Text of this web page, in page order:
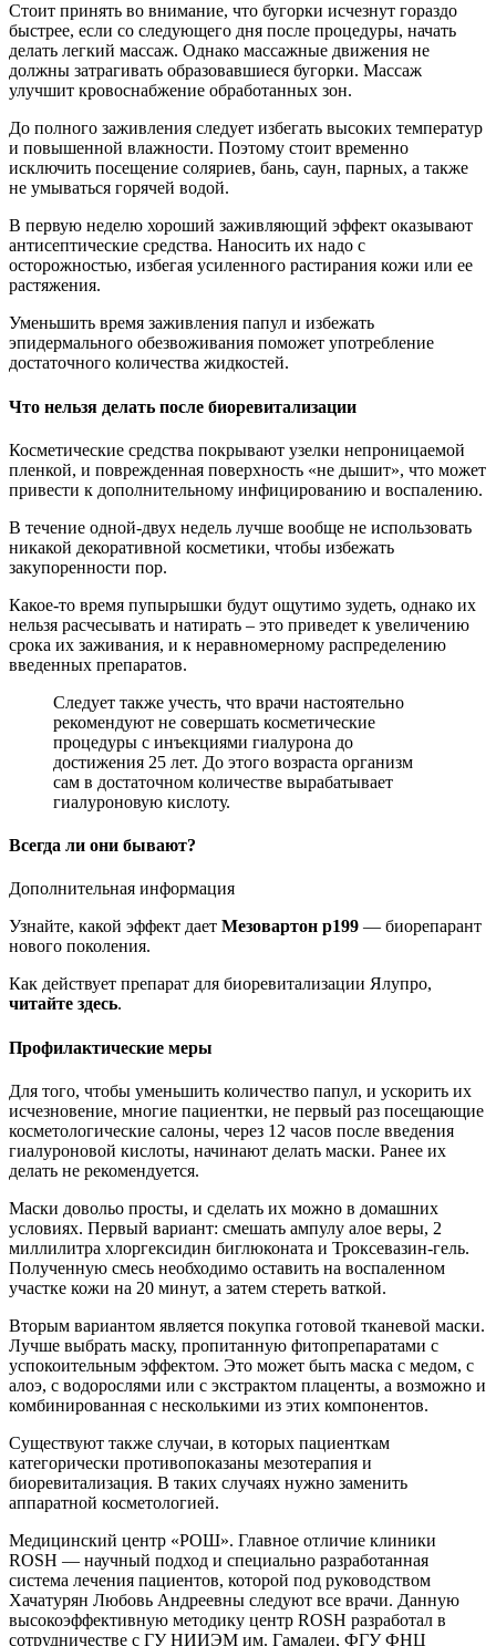
Стоит принять во внимание, что бугорки исчезнут гораздо
быстрее, если со следующего дня после процедуры, начать
делать легкий массаж. Однако массажные движения не
должны затрагивать образовавшиеся бугорки. Массаж
улучшит кровоснабжение обработанных зон.
До полного заживления следует избегать высоких температур
и повышенной влажности. Поэтому стоит временно
исключить посещение соляриев, бань, саун, парных, а также
не умываться горячей водой.
В первую неделю хороший заживляющий эффект оказывают
антисептические средства. Наносить их надо с
осторожностью, избегая усиленного растирания кожи или ее
растяжения.
Уменьшить время заживления папул и избежать
эпидермального обезвоживания поможет употребление
достаточного количества жидкостей.
Что нельзя делать после биоревитализации
Косметические средства покрывают узелки непроницаемой
пленкой, и поврежденная поверхность «не дышит», что может
привести к дополнительному инфицированию и воспалению.
В течение одной-двух недель лучше вообще не использовать
никакой декоративной косметики, чтобы избежать
закупоренности пор.
Какое-то время пупырышки будут ощутимо зудеть, однако их
нельзя расчесывать и натирать – это приведет к увеличению
срока их заживания, и к неравномерному распределению
введенных препаратов.
Следует также учесть, что врачи настоятельно
рекомендуют не совершать косметические
процедуры с инъекциями гиалурона до
достижения 25 лет. До этого возраста организм
сам в достаточном количестве вырабатывает
гиалуроновую кислоту.
Всегда ли они бывают?
Дополнительная информация
Узнайте, какой эффект дает Мезовартон р199 — биорепарант
нового поколения.
Как действует препарат для биоревитализации Ялупро,
читайте здесь.
Профилактические меры
Для того, чтобы уменьшить количество папул, и ускорить их
исчезновение, многие пациентки, не первый раз посещающие
косметологические салоны, через 12 часов после введения
гиалуроновой кислоты, начинают делать маски. Ранее их
делать не рекомендуется.
Маски довольо просты, и сделать их можно в домашних
условиях. Первый вариант: смешать ампулу алое веры, 2
миллилитра хлоргексидин биглюконата и Троксевазин-гель.
Полученную смесь необходимо оставить на воспаленном
участке кожи на 20 минут, а затем стереть ваткой.
Вторым вариантом является покупка готовой тканевой маски.
Лучше выбрать маску, пропитанную фитопрепаратами с
успокоительным эффектом. Это может быть маска с медом, с
алоэ, с водорослями или с экстрактом плаценты, а возможно и
комбинированная с несколькими из этих компонентов.
Существуют также случаи, в которых пациенткам
категорически противопоказаны мезотерапия и
биоревитализация. В таких случаях нужно заменить
аппаратной косметологией.
Медицинский центр «РОШ». Главное отличие клиники
ROSH — научный подход и специально разработанная
система лечения пациентов, которой под руководством
Хачатурян Любовь Андреевны следуют все врачи. Данную
высокоэффективную методику центр ROSH разработал в
сотрудничестве с ГУ НИИЭМ им. Гамалеи, ФГУ ФНЦ